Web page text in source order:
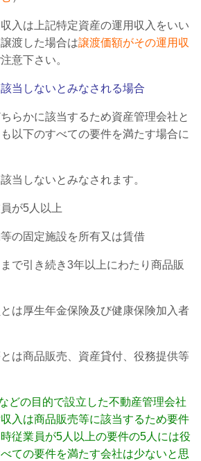
入は上記特定資産の運用収入をいい
渡した場合は譲渡価額がその運用収
意下さい。
当しないとみなされる場合
かに該当するため資産管理会社と
以下のすべての要件を満たす場合に
しないとみなされます。
が5人以上
固定施設を所有又は賃借
引き続き3年以上にわたり商品販
生年金保険及び健康保険加入者
品販売、資産貸付、役務提供等
どの目的で設立した不動産管理会社
入は商品販売等に該当するため要件
従業員が5人以上の要件の5人には役
ての要件を満たす会社は少ないと思